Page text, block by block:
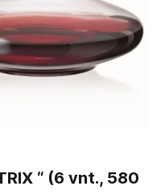
“ (6 vnt., 580